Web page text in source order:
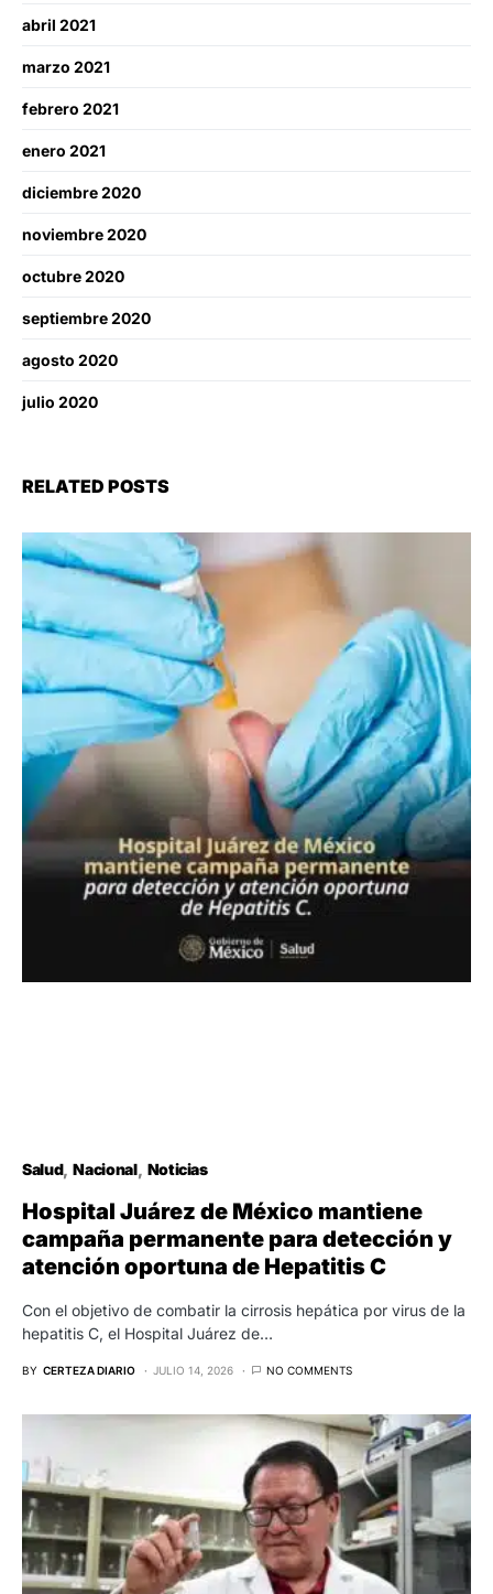
abril 2021
marzo 2021
febrero 2021
enero 2021
diciembre 2020
noviembre 2020
octubre 2020
septiembre 2020
agosto 2020
julio 2020
RELATED POSTS
Salud Nacional Noticias
Hospital Juárez de México mantiene
campaña permanente para detección y
atención oportuna de Hepatitis C
Con el objetivo de combatir la cirrosis hepática por virus de la
hepatitis C, el Hospital Juárez de…
BY CERTEZA DIARIO JULIO 14, 2026 NO COMMENTS